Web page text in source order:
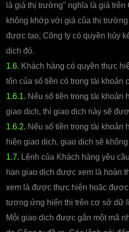
là giá thị trường" nghĩa là giá trên
không khớp với giá của thị
được tạo, Công ty có quyền hủy
dịch đó.
1.6. Khách hàng có quyền thực
tổn của số tiền có trong tài khoản
1.6.1. Nếu số tiền trong tài khoản
giao dịch, thì giao dịch này sẽ
1.6.2. Nếu số tiền trong tài khoản
hiện giao dịch, giao dịch sẽ
1.7. Lệnh của Khách hàng yêu
hạn giao dịch được xem là hoàn
xem là được thực hiện hoặc
tương ứng hiển thị trên cơ sở dữ
Mỗi giao dịch được gắn một mã